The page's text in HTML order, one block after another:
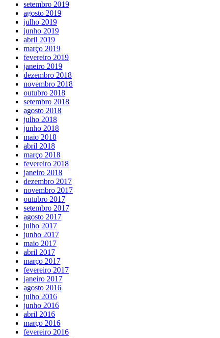
setembro 2019
agosto 2019
julho 2019
junho 2019
abril 2019
março 2019
fevereiro 2019
janeiro 2019
dezembro 2018
novembro 2018
outubro 2018
setembro 2018
agosto 2018
julho 2018
junho 2018
maio 2018
abril 2018
março 2018
fevereiro 2018
janeiro 2018
dezembro 2017
novembro 2017
outubro 2017
setembro 2017
agosto 2017
julho 2017
junho 2017
maio 2017
abril 2017
março 2017
fevereiro 2017
janeiro 2017
agosto 2016
julho 2016
junho 2016
abril 2016
março 2016
fevereiro 2016